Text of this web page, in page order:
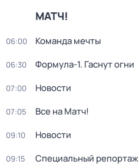
МАТЧ!
06:00 Команда мечты
06:30 Формула-1. Гаснут огни
07:00 Новости
07:05 Все на Матч!
09:10 Новости
09:15 Специальный репортаж